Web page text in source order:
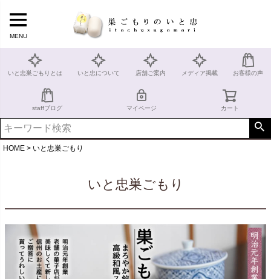
MENU
いと忠巣ごもりとは いと忠について 店舗ご案内 メディア掲載 お客様の声
staffブログ マイページ カート
HOME いと忠巣ごもり
いと忠巣ごもり